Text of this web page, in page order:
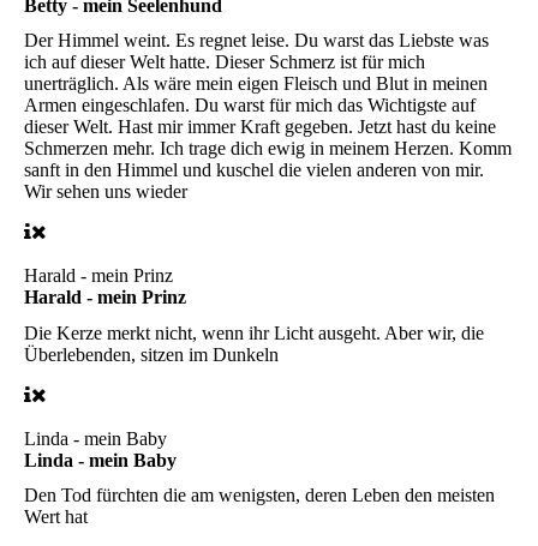
Betty - mein Seelenhund
Der Himmel weint. Es regnet leise. Du warst das Liebste was
ich auf dieser Welt hatte. Dieser Schmerz ist für mich
unerträglich. Als wäre mein eigen Fleisch und Blut in meinen
Armen eingeschlafen. Du warst für mich das Wichtigste auf
dieser Welt. Hast mir immer Kraft gegeben. Jetzt hast du keine
Schmerzen mehr. Ich trage dich ewig in meinem Herzen. Komm
sanft in den Himmel und kuschel die vielen anderen von mir.
Wir sehen uns wieder
Harald - mein Prinz
Harald - mein Prinz
Die Kerze merkt nicht, wenn ihr Licht ausgeht. Aber wir, die
Überlebenden, sitzen im Dunkeln
Linda - mein Baby
Linda - mein Baby
Den Tod fürchten die am wenigsten, deren Leben den meisten
Wert hat